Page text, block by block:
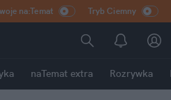
na:Temat Tryb Ciemny
naTemat extra Rozrywka